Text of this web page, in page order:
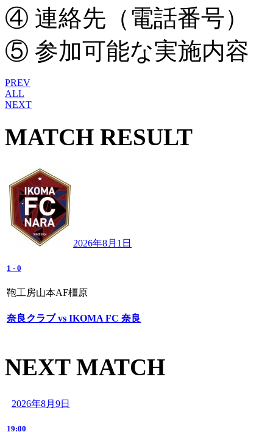
④ 連絡先（電話番号）
⑤ 参加可能な実施内容
PREV
ALL
NEXT
MATCH RESULT
2026年8月1日
1 - 0
鞄工房山本AF橿原
奈良クラブ vs IKOMA FC 奈良
NEXT MATCH
2026年8月9日
19:00